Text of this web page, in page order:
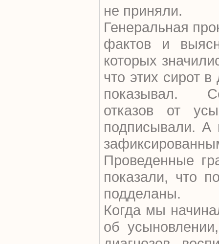
не приняли.
Генеральная
фактов и
которых
что этих сирот
показывал.
отказов от
подписывали. А
Проведенные
показали, что
подделаны.
Когда мы
об